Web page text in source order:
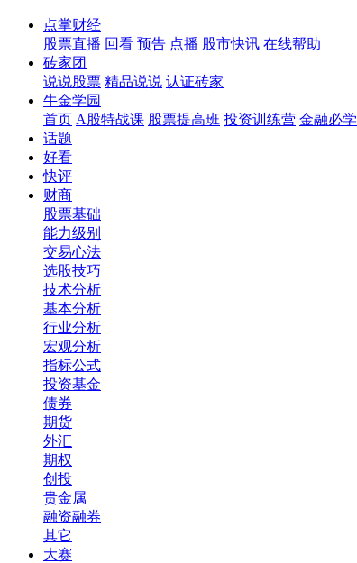
点掌财经
股票直播 回看 预告 点播 股市快讯 在线帮助
砖家团
说说股票 精品说说 认证砖家
牛金学园
首页 A股特战课 股票提高班 投资训练营 金融必学
话题
好看
快评
财商
股票基础
能力级别
交易心法
选股技巧
技术分析
基本分析
行业分析
宏观分析
指标公式
投资基金
债券
期货
外汇
期权
创投
贵金属
融资融券
其它
大赛